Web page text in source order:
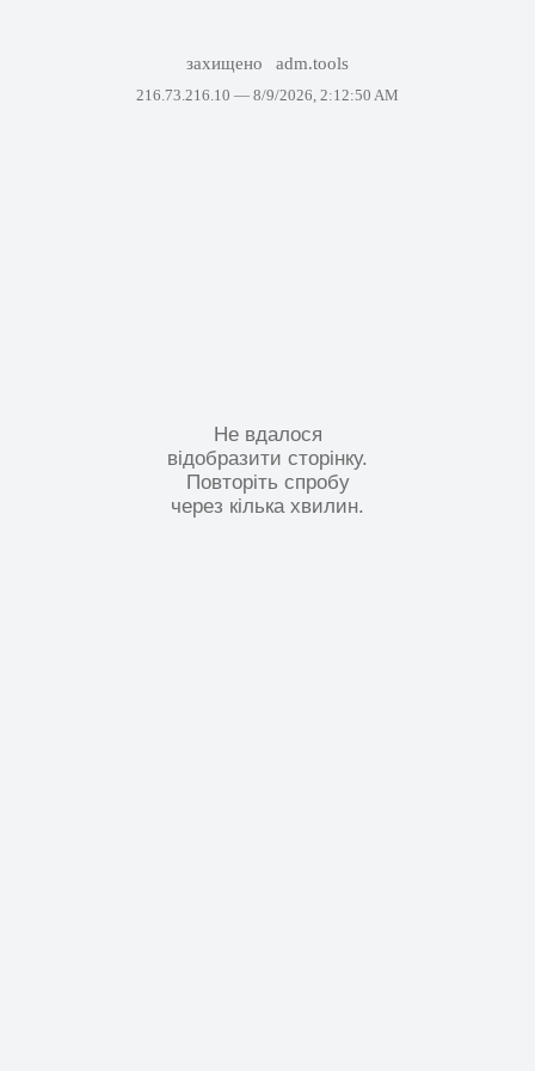
захищено adm.tools
216.73.216.10 — 8/9/2026, 2:12:50 AM
Не вдалося
відобразити сторінку.
Повторіть спробу
через кілька хвилин.